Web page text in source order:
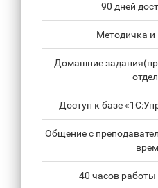
90 дней
Методичка
Домашние
Доступ к базе
Общение с
40 часов работы